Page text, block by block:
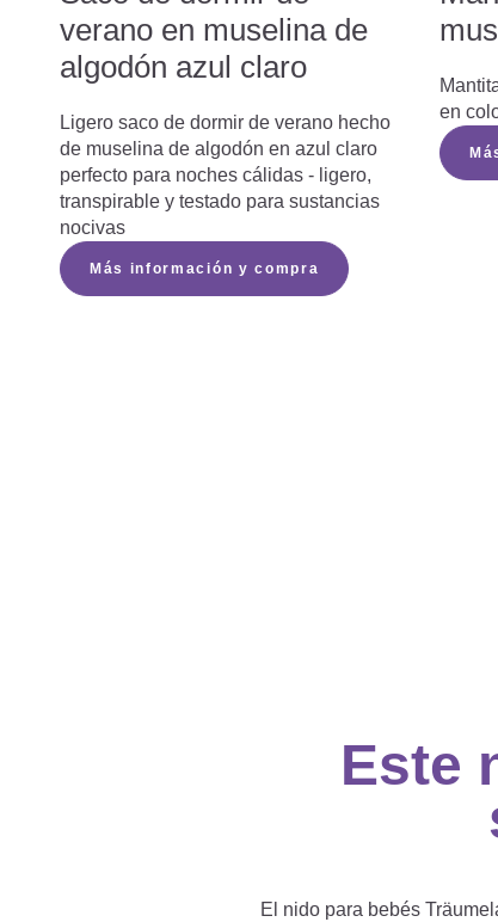
verano en muselina de
algodón azul claro
Ligero saco de dormir de verano hecho
de muselina de algodón en azul claro
perfecto para noches cálidas - ligero,
transpirable y testado para sustancias
nocivas
Más información y compra
en
Este
El nido para bebés